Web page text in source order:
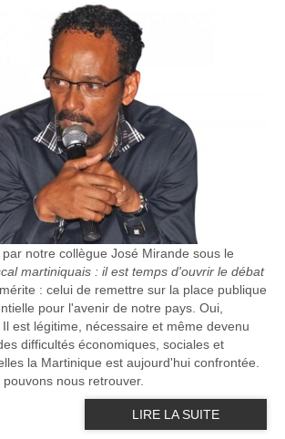
notre collègue José Mirande sous le
martiniquais : il est temps d'ouvrir le débat
: celui de remettre sur la place publique
pour l'avenir de notre pays. Oui,
est légitime, nécessaire et même devenu
difficultés économiques, sociales et
la Martinique est aujourd'hui confrontée.
nous retrouver.
LIRE LA SUITE